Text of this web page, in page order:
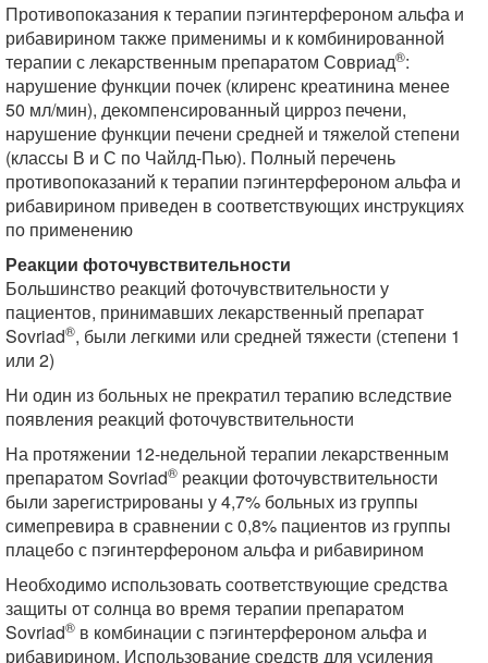
Противопоказания к терапии пэгинтерфероном альфа и
рибавирином также применимы и к комбинированной
терапии с лекарственным препаратом Совриад®:
нарушение функции почек (клиренс креатинина менее
50 мл/мин), декомпенсированный цирроз печени,
нарушение функции печени средней и тяжелой степени
(классы В и С по Чайлд-Пью). Полный перечень
противопоказаний к терапии пэгинтерфероном альфа и
рибавирином приведен в соответствующих инструкциях
по применению
Реакции фоточувствительности
Большинство реакций фоточувствительности у
пациентов, принимавших лекарственный препарат
Sovriad®, были легкими или средней тяжести (степени 1
или 2)
Ни один из больных не прекратил терапию вследствие
появления реакций фоточувствительности
На протяжении 12-недельной терапии лекарственным
препаратом Sovriad® реакции фоточувствительности
были зарегистрированы у 4,7% больных из группы
симепревира в сравнении с 0,8% пациентов из группы
плацебо с пэгинтерфероном альфа и рибавирином
Необходимо использовать соответствующие средства
защиты от солнца во время терапии препаратом
Sovriad® в комбинации с пэгинтерфероном альфа и
рибавирином. Использование средств для усиления